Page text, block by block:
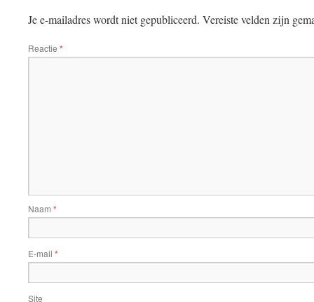
Je e-mailadres wordt niet gepubliceerd. Vereiste velden zijn
Reactie *
Naam *
E-mail *
Site